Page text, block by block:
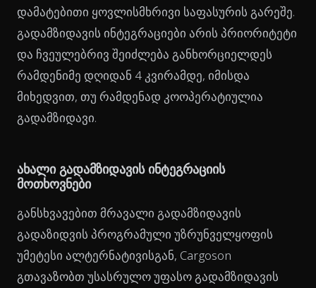
დამატებითი ყოვლისმხრივი საფასურის გარეშე.
გადამზიდავის ინტეგრაციები არის პრიორიტეტი
და ჩვეულებრივ შეიძლება განხორციელდეს
რამდენიმე დღიდან 4 კვირამდე, იმისდა
მიხედვით, თუ რამდენად კოოპერატიულია
გადამზიდავი.
ახალი გადამზიდავის ინტეგრაციის
მოთხოვნები
განსხვავებით მრავალი გადამზიდავის
გადაზიდვის პროგრამული უზრუნველყოფის
უმეტესი ალტერნატივისგან, Cargoson
გთავაზობთ უსასრულო უფასო გადამზიდავის